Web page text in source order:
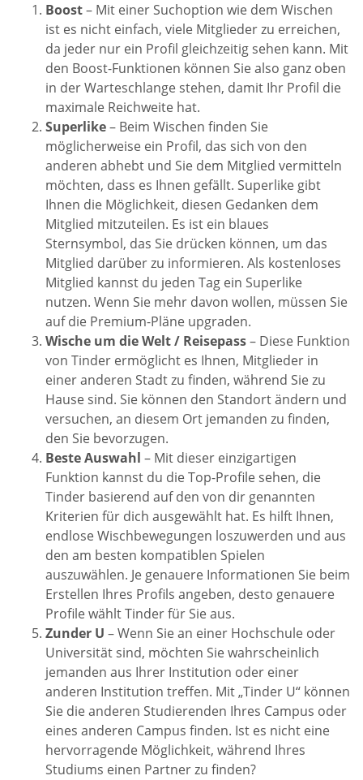
Boost– Mit einer Suchoption wie dem Wischen
ist es nicht einfach, viele Mitglieder zu erreichen,
da jeder nur ein Profil gleichzeitig sehen kann. Mit
den Boost-Funktionen können Sie also ganz oben
in der Warteschlange stehen, damit Ihr Profil die
maximale Reichweite hat.
Superlike– Beim Wischen finden Sie
möglicherweise ein Profil, das sich von den
anderen abhebt und Sie dem Mitglied vermitteln
möchten, dass es Ihnen gefällt. Superlike gibt
Ihnen die Möglichkeit, diesen Gedanken dem
Mitglied mitzuteilen. Es ist ein blaues
Sternsymbol, das Sie drücken können, um das
Mitglied darüber zu informieren. Als kostenloses
Mitglied kannst du jeden Tag ein Superlike
nutzen. Wenn Sie mehr davon wollen, müssen Sie
auf die Premium-Pläne upgraden.
Wische um die Welt / Reisepass– Diese Funktion
von Tinder ermöglicht es Ihnen, Mitglieder in
einer anderen Stadt zu finden, während Sie zu
Hause sind. Sie können den Standort ändern und
versuchen, an diesem Ort jemanden zu finden,
den Sie bevorzugen.
Beste Auswahl – Mit dieser einzigartigen
Funktion kannst du die Top-Profile sehen, die
Tinder basierend auf den von dir genannten
Kriterien für dich ausgewählt hat. Es hilft Ihnen,
endlose Wischbewegungen loszuwerden und aus
den am besten kompatiblen Spielen
auszuwählen. Je genauere Informationen Sie beim
Erstellen Ihres Profils angeben, desto genauere
Profile wählt Tinder für Sie aus.
Zunder U – Wenn Sie an einer Hochschule oder
Universität sind, möchten Sie wahrscheinlich
jemanden aus Ihrer Institution oder einer
anderen Institution treffen. Mit „Tinder U“ können
Sie die anderen Studierenden Ihres Campus oder
eines anderen Campus finden. Ist es nicht eine
hervorragende Möglichkeit, während Ihres
Studiums einen Partner zu finden?